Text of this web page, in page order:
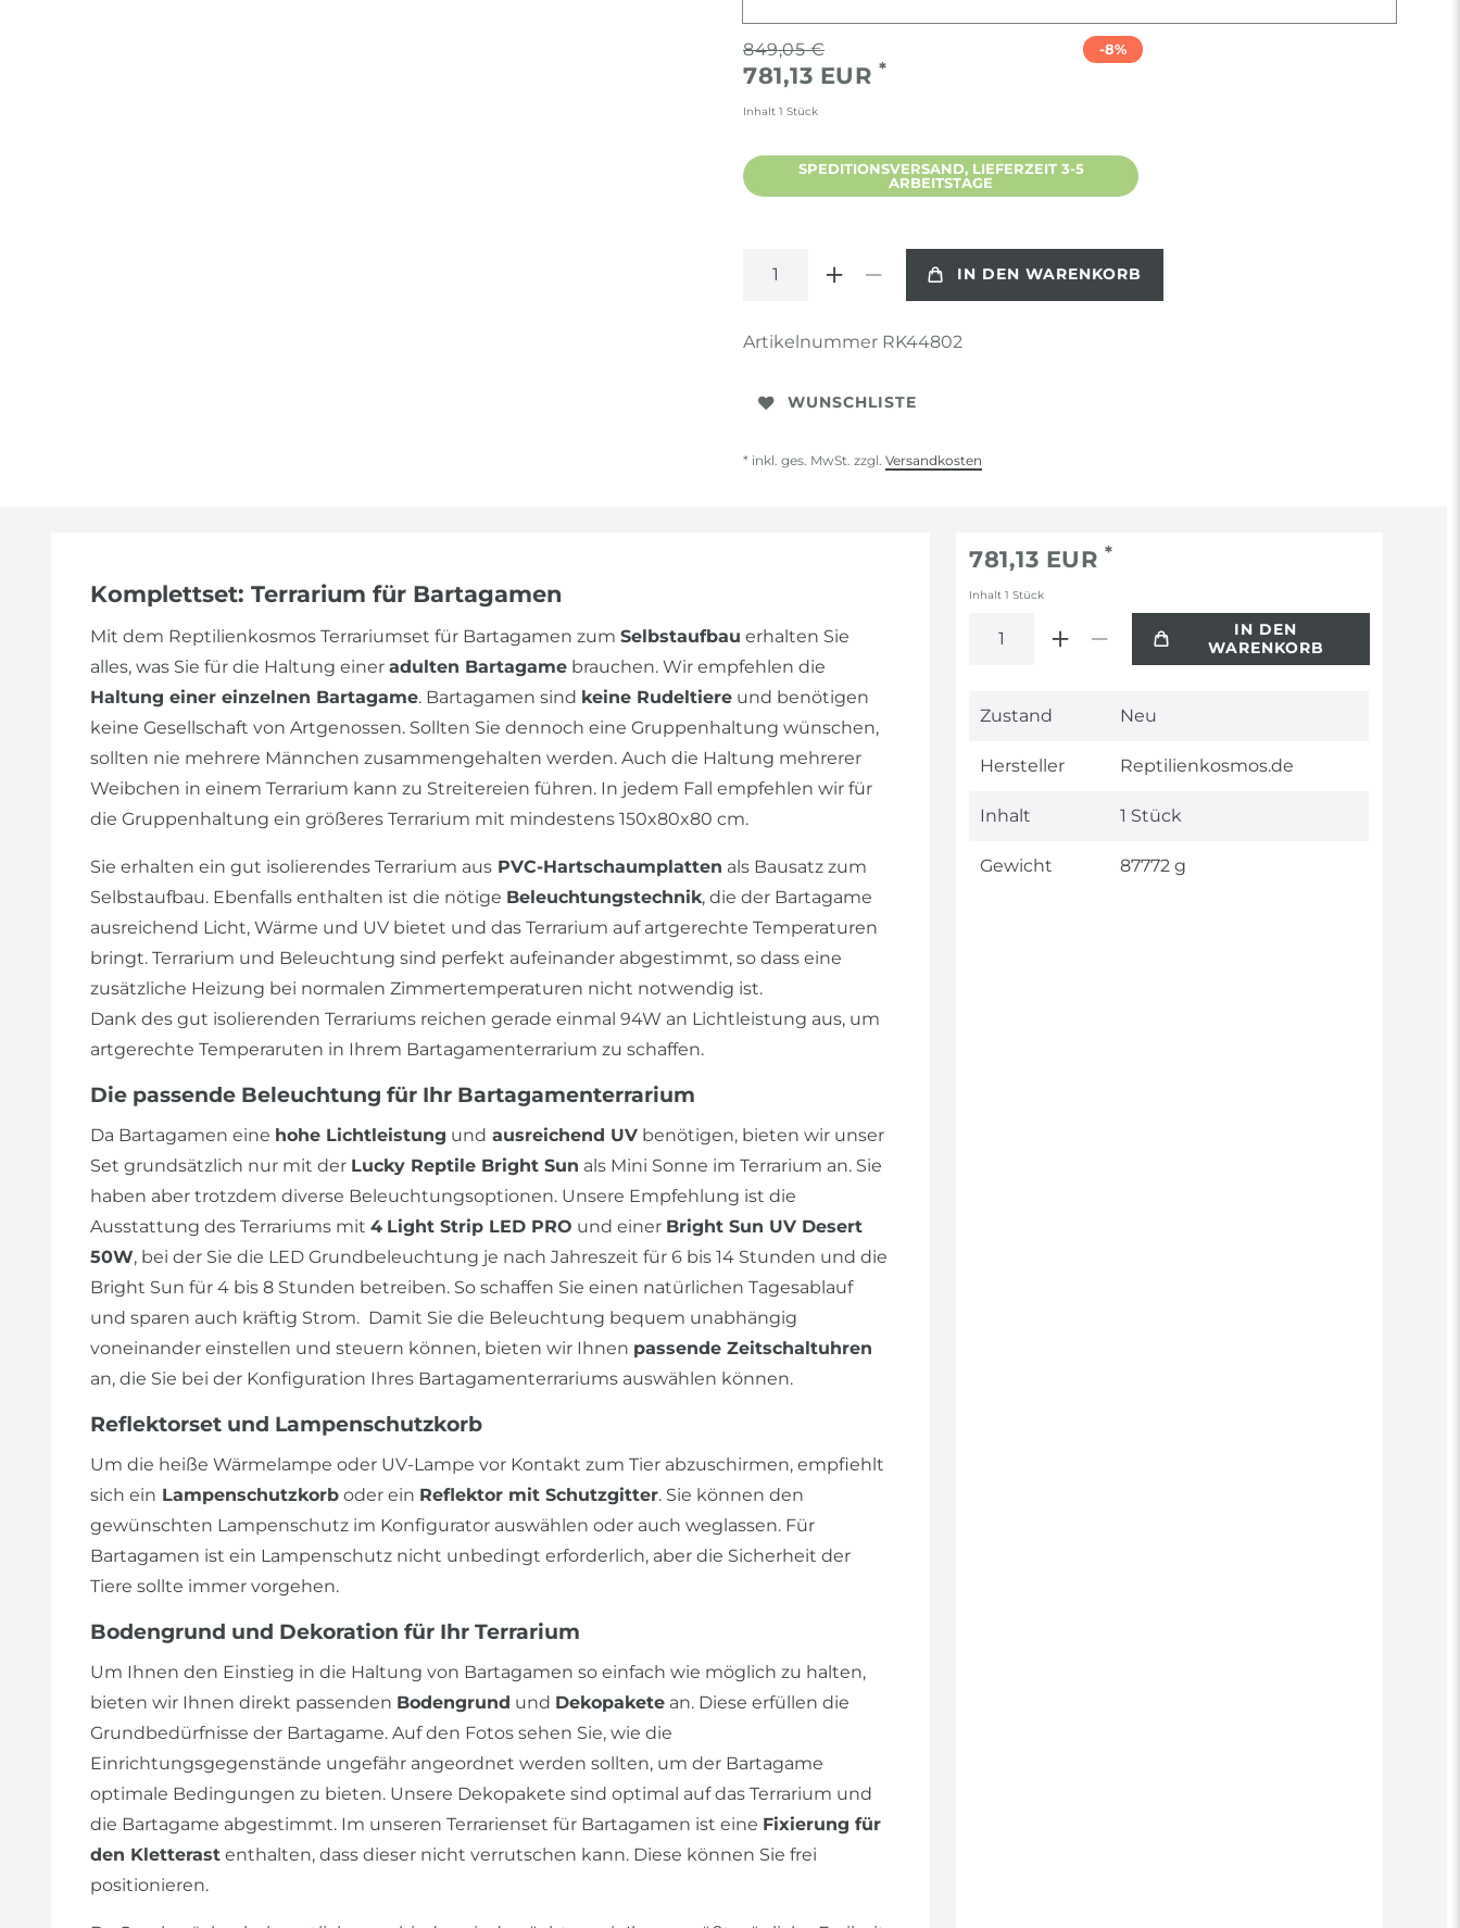
849,05 €
781,13 EUR *
Inhalt 1 Stück
-8%
SPEDITIONSVERSAND, LIEFERZEIT 3-5
ARBEITSTAGE
IN DEN WARENKORB
Artikelnummer RK44802
WUNSCHLISTE
* inkl. ges. MwSt. zzgl. Versandkosten
Komplettset: Terrarium für Bartagamen
Mit dem Reptilienkosmos Terrariumset für Bartagamen zum Selbstaufbau erhalten Sie
alles, was Sie für die Haltung einer adulten Bartagame brauchen. Wir empfehlen die
Haltung einer einzelnen Bartagame. Bartagamen sind keine Rudeltiere und benötigen
keine Gesellschaft von Artgenossen. Sollten Sie dennoch eine Gruppenhaltung wünschen,
sollten nie mehrere Männchen zusammengehalten werden. Auch die Haltung mehrerer
Weibchen in einem Terrarium kann zu Streitereien führen. In jedem Fall empfehlen wir für
die Gruppenhaltung ein größeres Terrarium mit mindestens 150x80x80 cm.
Sie erhalten ein gut isolierendes Terrarium aus PVC-Hartschaumplatten als Bausatz zum
Selbstaufbau. Ebenfalls enthalten ist die nötige Beleuchtungstechnik, die der Bartagame
ausreichend Licht, Wärme und UV bietet und das Terrarium auf artgerechte Temperaturen
bringt. Terrarium und Beleuchtung sind perfekt aufeinander abgestimmt, so dass eine
zusätzliche Heizung bei normalen Zimmertemperaturen nicht notwendig ist.
Dank des gut isolierenden Terrariums reichen gerade einmal 94W an Lichtleistung aus, um
artgerechte Temperaruten in Ihrem Bartagamenterrarium zu schaffen.
Die passende Beleuchtung für Ihr Bartagamenterrarium
Da Bartagamen eine hohe Lichtleistung und ausreichend UV benötigen, bieten wir unser
Set grundsätzlich nur mit der Lucky Reptile Bright Sun als Mini Sonne im Terrarium an. Sie
haben aber trotzdem diverse Beleuchtungsoptionen. Unsere Empfehlung ist die
Ausstattung des Terrariums mit 4 Light Strip LED PRO und einer Bright Sun UV Desert
50W, bei der Sie die LED Grundbeleuchtung je nach Jahreszeit für 6 bis 14 Stunden und die
Bright Sun für 4 bis 8 Stunden betreiben. So schaffen Sie einen natürlichen Tagesablauf
und sparen auch kräftig Strom. Damit Sie die Beleuchtung bequem unabhängig
voneinander einstellen und steuern können, bieten wir Ihnen passende Zeitschaltuhren
an, die Sie bei der Konfiguration Ihres Bartagamenterrariums auswählen können.
Reflektorset und Lampenschutzkorb
Um die heiße Wärmelampe oder UV-Lampe vor Kontakt zum Tier abzuschirmen, empfiehlt
sich ein Lampenschutzkorb oder ein Reflektor mit Schutzgitter. Sie können den
gewünschten Lampenschutz im Konfigurator auswählen oder auch weglassen. Für
Bartagamen ist ein Lampenschutz nicht unbedingt erforderlich, aber die Sicherheit der
Tiere sollte immer vorgehen.
Bodengrund und Dekoration für Ihr Terrarium
Um Ihnen den Einstieg in die Haltung von Bartagamen so einfach wie möglich zu halten,
bieten wir Ihnen direkt passenden Bodengrund und Dekopakete an. Diese erfüllen die
Grundbedürfnisse der Bartagame. Auf den Fotos sehen Sie, wie die
Einrichtungsgegenstände ungefähr angeordnet werden sollten, um der Bartagame
optimale Bedingungen zu bieten. Unsere Dekopakete sind optimal auf das Terrarium und
die Bartagame abgestimmt. Im unseren Terrarienset für Bartagamen ist eine Fixierung für
den Kletterast enthalten, dass dieser nicht verrutschen kann. Diese können Sie frei
positionieren.
781,13 EUR *
Inhalt1Stück
IN DEN
WARENKORB
Technisches
Wert
Zustand Neu
Hersteller Reptilienkosmos.de
Inhalt 1 Stück
Gewicht 87772 g